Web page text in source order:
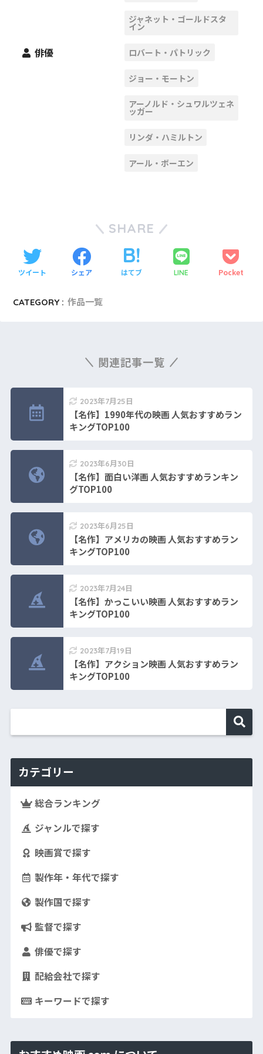
俳優
ジャネット・ゴールドスタ
イン
ロバート・パトリック
ジョー・モートン
アーノルド・シュワルツェネ
ッガー
リンダ・ハミルトン
アール・ボーエン
SHARE
ツイート シェア はてブ LINE Pocket
CATEGORY : 作品一覧
関連記事一覧
2023年7月25日
【名作】1990年代の映画 人気おすすめラン
キングTOP100
2023年6月30日
【名作】面白い洋画 人気おすすめランキン
グTOP100
2023年6月25日
【名作】アメリカの映画 人気おすすめラン
キングTOP100
2023年7月24日
【名作】かっこいい映画 人気おすすめラン
キングTOP100
2023年7月19日
【名作】アクション映画 人気おすすめラン
キングTOP100
カテゴリー
総合ランキング
ジャンルで探す
映画賞で探す
製作年・年代で探す
製作国で探す
監督で探す
俳優で探す
配給会社で探す
キーワードで探す